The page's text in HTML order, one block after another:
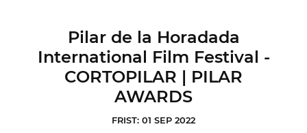
Pilar de la Horadada
International Film Festival -
CORTOPILAR | PILAR
AWARDS
FRIST: 01 SEP 2022